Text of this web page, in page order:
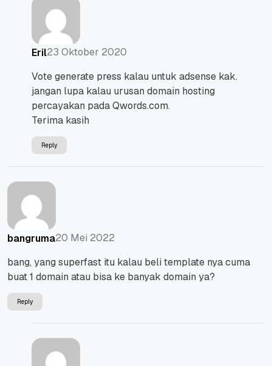
Eril23 Oktober 2020
Vote generate press kalau untuk adsense kak.
jangan lupa kalau urusan domain hosting
percayakan pada Qwords.com.
Terima kasih
Reply
bangruma20 Mei 2022
bang, yang superfast itu kalau beli template nya cuma
buat 1 domain atau bisa ke banyak domain ya?
Reply